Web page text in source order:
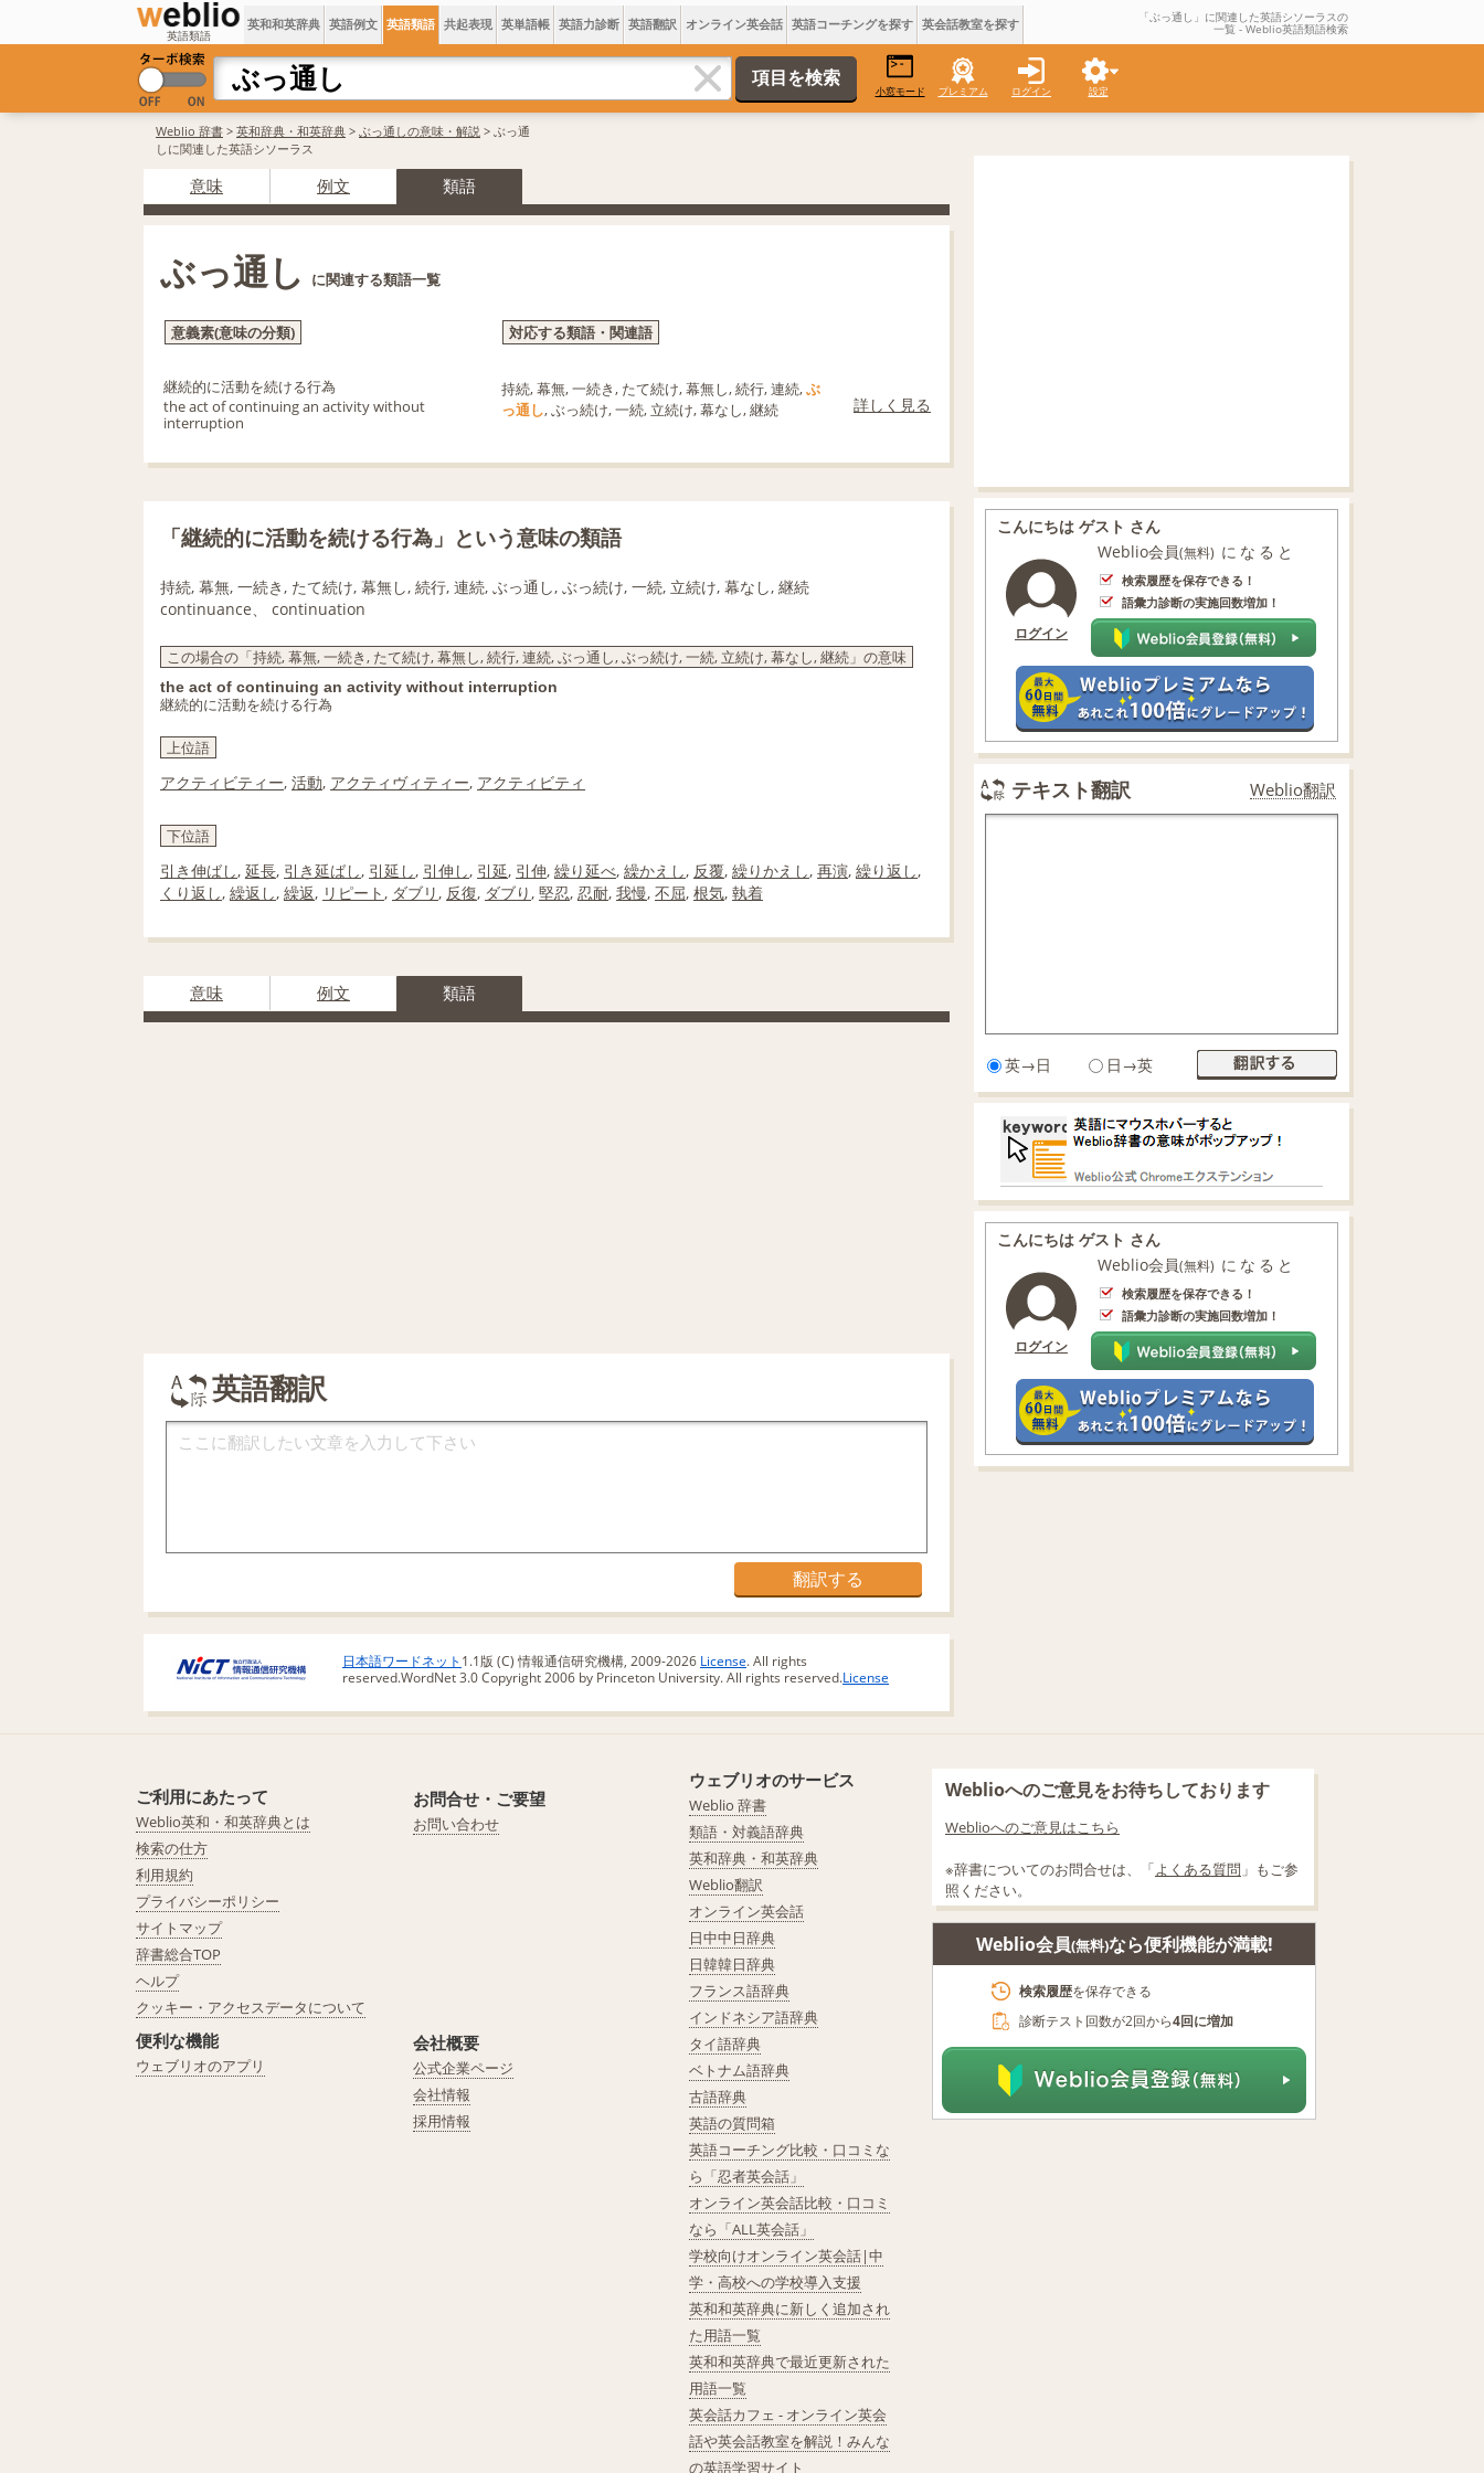
英語類語
英和和英辞典 英語例文 英語類語 共起表現 英単語帳 英語力診断 英語翻訳 オンライン英会話 英語コーチングを探す 英会話教室を探す 「ぶっ通し」に関連した英語シソーラスの
一覧 - Weblio英語類語検索
小窓モード プレミアム ログイン 設定
Weblio 辞書 > 英和辞典・和英辞典 > ぶっ通しの意味・解説 > ぶっ通
しに関連した英語シソーラス
意味 例文 類語
ぶっ通し に関連する類語一覧
意義素(意味の分類) 対応する類語・関連語
継続的に活動を続ける行為
the act of continuing an activity without
interruption
持続, 幕無, 一続き, たて続け, 幕無し, 続行, 連続,ぶ
っ通し, ぶっ続け, 一続, 立続け, 幕なし, 継続 詳しく見る
「継続的に活動を続ける行為」という意味の類語
持続, 幕無, 一続き, たて続け, 幕無し, 続行, 連続, ぶっ通し, ぶっ続け, 一続, 立続け, 幕なし, 継続
continuance、 continuation
この場合の「持続, 幕無, 一続き, たて続け, 幕無し, 続行, 連続, ぶっ通し, ぶっ続け, 一続, 立続け, 幕なし, 継続」の意味
the act of continuing an activity without interruption
継続的に活動を続ける行為
上位語
アクティビティー, 活動, アクティヴィティー, アクティビティ
下位語
引き伸ばし, 延長, 引き延ばし, 引延し, 引伸し, 引延, 引伸, 繰り延べ, 繰かえし, 反覆, 繰りかえし, 再演, 繰り返し,
くり返し, 繰返し, 繰返, リピート, ダブリ, 反復, ダブり, 堅忍, 忍耐, 我慢, 不屈, 根気, 執着
意味 例文 類語
英語翻訳
日本語ワードネット 1.1版 (C) 情報通信研究機構, 2009-2026 License. All rights
reserved.WordNet 3.0 Copyright 2006 by Princeton University. All rights reserved.License
こんにちは ゲスト さん
ログイン
Weblio会員(無料) になると
検索履歴を保存できる！
語彙力診断の実施回数増加！
テキスト翻訳 Weblio翻訳
英→日 日→英
こんにちは ゲスト さん
ログイン
Weblio会員(無料) になると
検索履歴を保存できる！
語彙力診断の実施回数増加！
ご利用にあたって
Weblio英和・和英辞典とは
検索の仕方
利用規約
プライバシーポリシー
サイトマップ
辞書総合TOP
ヘルプ
クッキー・アクセスデータについて
便利な機能
ウェブリオのアプリ
お問合せ・ご要望
お問い合わせ
会社概要
公式企業ページ
会社情報
採用情報
ウェブリオのサービス
Weblio 辞書
類語・対義語辞典
英和辞典・和英辞典
Weblio翻訳
オンライン英会話
日中中日辞典
日韓韓日辞典
フランス語辞典
インドネシア語辞典
タイ語辞典
ベトナム語辞典
古語辞典
英語の質問箱
英語コーチング比較・口コミな
ら「忍者英会話」
オンライン英会話比較・口コミ
なら「ALL英会話」
学校向けオンライン英会話|中
学・高校への学校導入支援
英和和英辞典に新しく追加され
た用語一覧
英和和英辞典で最近更新された
用語一覧
英会話カフェ - オンライン英会
話や英会話教室を解説！みんな
の英語学習サイト
Weblioへのご意見をお待ちしております
Weblioへのご意見はこちら
※辞書についてのお問合せは、「よくある質問 」もご参
照ください。
Weblio会員(無料)なら便利機能が満載!
検索履歴を保存できる
診断テスト回数が2回から4回に増加